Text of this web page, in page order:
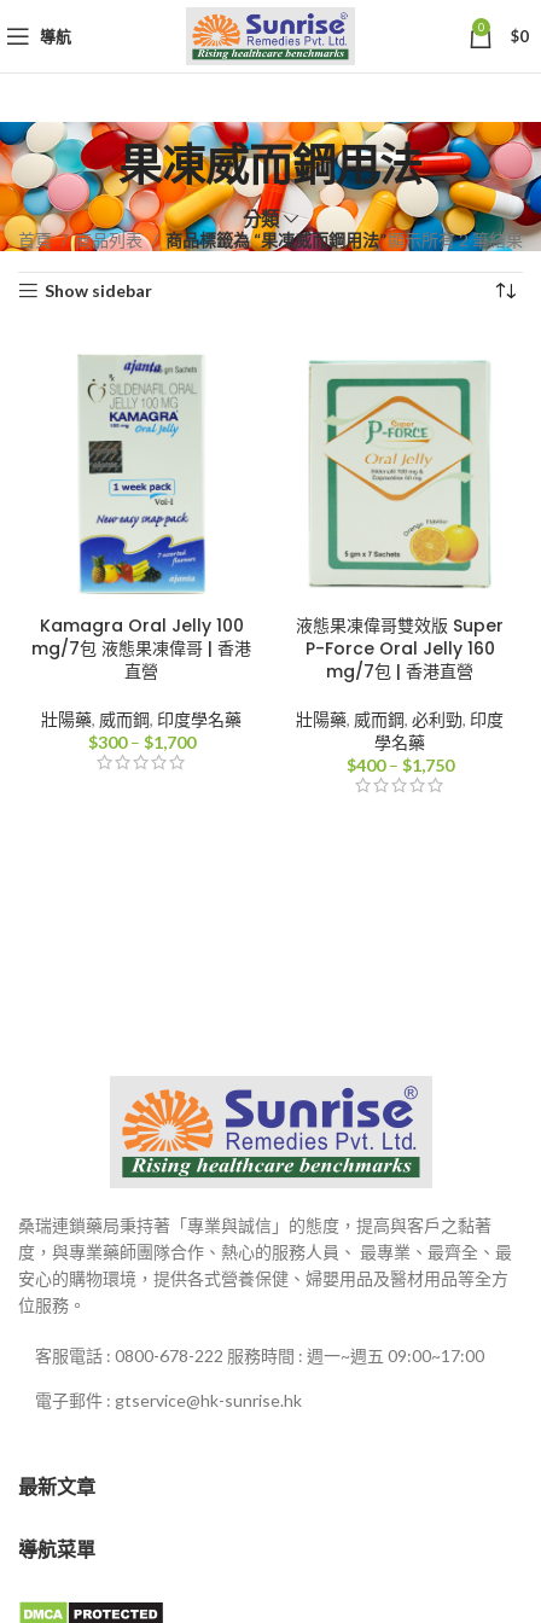
導航 0 $0
果凍威而鋼用法
分類
首頁 商品列表 商品標籤為 “果凍威而鋼用法”顯示所有 2 筆結果依
Show sidebar
Kamagra Oral Jelly 100
mg/7包 液態果凍偉哥 | 香港
直營
壯陽藥, 威而鋼, 印度學名藥
$300 – $1,700價
液態果凍偉哥雙效版 Super
P-Force Oral Jelly 160
mg/7包 | 香港直營
壯陽藥, 威而鋼, 必利勁, 印度
學名藥
$400 – $1,750價
桑瑞連鎖藥局秉持著「專業與誠信」的態度，提高與客戶之黏著
度，與專業藥師團隊合作、熱心的服務人員、 最專業、最齊全、最
安心的購物環境，提供各式營養保健、婦嬰用品及醫材用品等全方
位服務。
客服電話 : 0800-678-222 服務時間 : 週一~週五 09:00~17:00
電子郵件 : gtservice@hk-sunrise.hk
最新文章
導航菜單